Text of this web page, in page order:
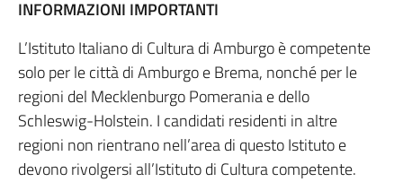
INFORMAZIONI IMPORTANTI
L’Istituto Italiano di Cultura di Amburgo è competente
solo per le città di Amburgo e Brema, nonché per le
regioni del Mecklenburgo Pomerania e dello
Schleswig-Holstein. I candidati residenti in altre
regioni non rientrano nell’area di questo Istituto e
devono rivolgersi all’Istituto di Cultura competente.